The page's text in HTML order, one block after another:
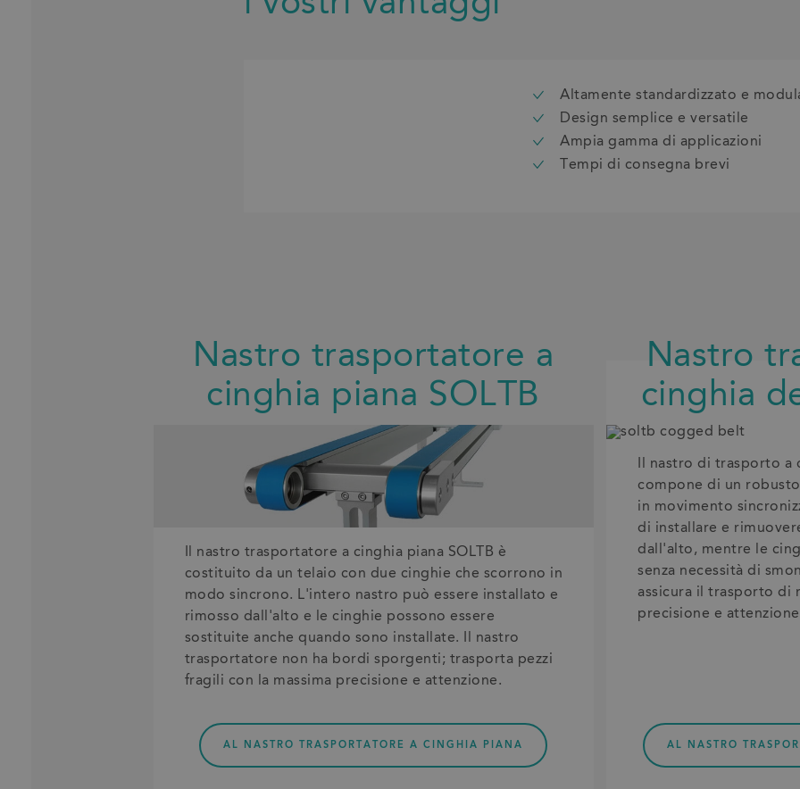
Altamente standardizzato e
Design semplice e versatile
Ampia gamma di applicazioni
Tempi di consegna brevi
Nastro trasportatore a
cinghia piana SOLTB
Il nastro trasportatore a cinghia piana SOLTB è
costituito da un telaio con due cinghie che scorrono in
modo sincrono. L'intero nastro può essere installato e
rimosso dall'alto e le cinghie possono essere
sostituite anche quando sono installate. Il nastro
trasportatore non ha bordi sporgenti; trasporta pezzi
fragili con la massima precisione e attenzione.
AL NASTRO TRASPORTATORE A CINGHIA PIANA
Nastro
cinghia
Il nastro di trasporto a
compone di un
in movimento
di installare e
dall'alto, mentre le
senza necessità di
assicura il trasporto di
precisione e
AL NASTRO